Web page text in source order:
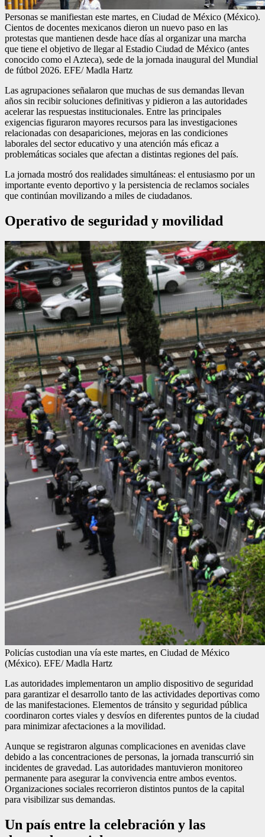
Personas se manifiestan este martes, en Ciudad de México (México).
Cientos de docentes mexicanos dieron un nuevo paso en las
protestas que mantienen desde hace días al organizar una marcha
que tiene el objetivo de llegar al Estadio Ciudad de México (antes
conocido como el Azteca), sede de la jornada inaugural del Mundial
de fútbol 2026. EFE/ Madla Hartz
Las agrupaciones señalaron que muchas de sus demandas llevan
años sin recibir soluciones definitivas y pidieron a las autoridades
acelerar las respuestas institucionales. Entre las principales
exigencias figuraron mayores recursos para las investigaciones
relacionadas con desapariciones, mejoras en las condiciones
laborales del sector educativo y una atención más eficaz a
problemáticas sociales que afectan a distintas regiones del país.
La jornada mostró dos realidades simultáneas: el entusiasmo por un
importante evento deportivo y la persistencia de reclamos sociales
que continúan movilizando a miles de ciudadanos.
Operativo de seguridad y movilidad
Policías custodian una vía este martes, en Ciudad de México
(México). EFE/ Madla Hartz
Las autoridades implementaron un amplio dispositivo de seguridad
para garantizar el desarrollo tanto de las actividades deportivas como
de las manifestaciones. Elementos de tránsito y seguridad pública
coordinaron cortes viales y desvíos en diferentes puntos de la ciudad
para minimizar afectaciones a la movilidad.
Aunque se registraron algunas complicaciones en avenidas clave
debido a las concentraciones de personas, la jornada transcurrió sin
incidentes de gravedad. Las autoridades mantuvieron monitoreo
permanente para asegurar la convivencia entre ambos eventos.
Organizaciones sociales recorrieron distintos puntos de la capital
para visibilizar sus demandas.
Un país entre la celebración y las